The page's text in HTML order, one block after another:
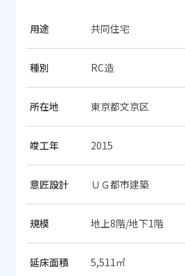
用途 共同住宅
種別 RC造
所在地 東京都文京区
竣工年 2015
意匠設計 ＵＧ都市建築
規模 地上8階/地下1階
延床面積 5,511㎡